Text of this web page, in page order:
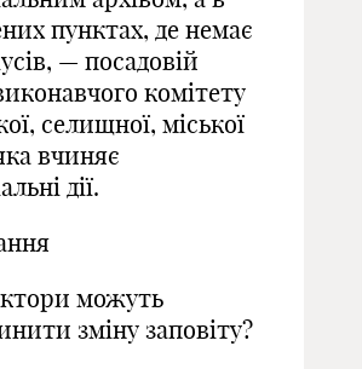
пунктах, де немає
— посадовій
комітету
селищної, міської
вчиняє
дії.
можуть
зміну заповіту?